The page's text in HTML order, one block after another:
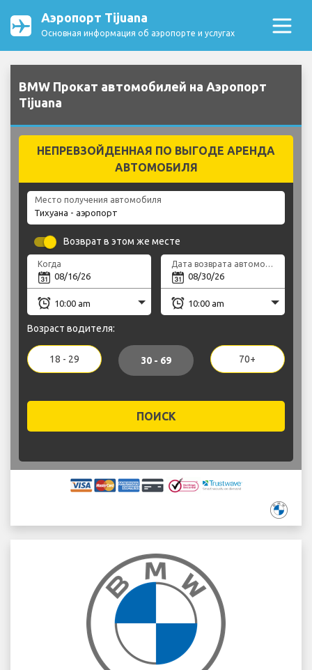
Аэропорт Tijuana
Основная информация об аэропорте и услугах
BMW Прокат автомобилей на Аэропорт
Tijuana
НЕПРЕВЗОЙДЕННАЯ ПО ВЫГОДЕ АРЕНДА
АВТОМОБИЛЯ
Место получения автомобиля
Возврат в этом же месте
Когда Дата возврата автомобиля
Возраст водителя:
18 - 29 30 - 69 70+
ПОИСК